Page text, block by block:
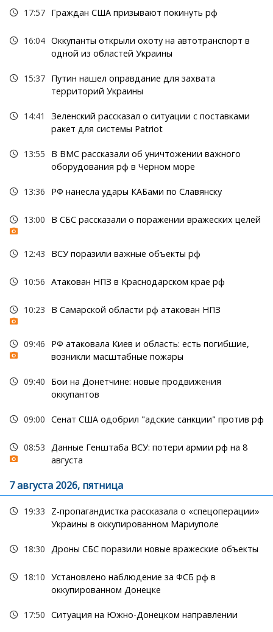
17:57 Граждан США призывают покинуть рф
16:04 Оккупанты открыли охоту на автотранспорт в
одной из областей Украины
15:37 Путин нашел оправдание для захвата
территорий Украины
14:41
Зеленский рассказал о ситуации с поставками
ракет для системы Patriot
13:55
В ВМС рассказали об уничтожении важного
оборудования рф в Черном море
13:36 РФ нанесла удары КАБами по Славянску
13:00 В СБС рассказали о поражении вражеских целей
12:43 ВСУ поразили важные объекты рф
10:56 Атакован НПЗ в Краснодарском крае рф
10:23 В Самарской области рф атакован НПЗ
09:46
РФ атаковала Киев и область: есть погибшие,
возникли масштабные пожары
09:40
Бои на Донетчине: новые продвижения
оккупантов
09:00 Сенат США одобрил "адские санкции" против рф
08:53
Данные Генштаба ВСУ: потери армии рф на 8
августа
7 августа 2026, пятница
19:33
Z-пропагандистка рассказала о «спецоперации»
Украины в оккупированном Мариуполе
18:30 Дроны СБС поразили новые вражеские объекты
18:10 Установлено наблюдение за ФСБ рф в
оккупированном Донецке
17:50 Ситуация на Южно-Донецком направлении